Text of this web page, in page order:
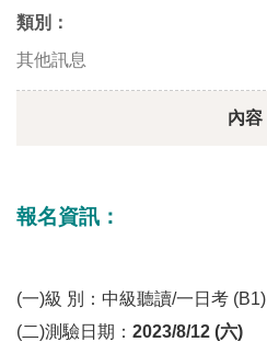
類別：
其他訊息
內容
報名資訊：
(一)級 別：中級聽讀/一日考 (B1)
(二)測驗日期： 2023/8/12 (六)